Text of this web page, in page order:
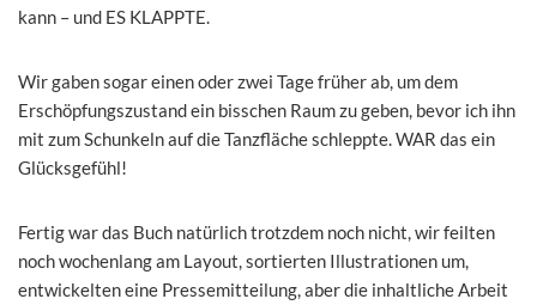
kann – und ES KLAPPTE.
Wir gaben sogar einen oder zwei Tage früher ab, um dem
Erschöpfungszustand ein bisschen Raum zu geben, bevor ich ihn
mit zum Schunkeln auf die Tanzfläche schleppte. WAR das ein
Glücksgefühl!
Fertig war das Buch natürlich trotzdem noch nicht, wir feilten
noch wochenlang am Layout, sortierten Illustrationen um,
entwickelten eine Pressemitteilung, aber die inhaltliche Arbeit